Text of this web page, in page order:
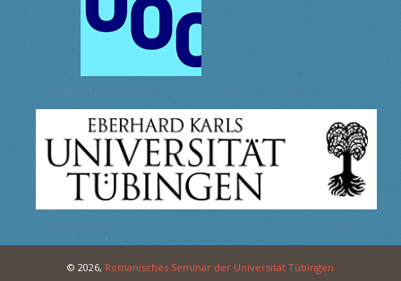
© 2026, Romanisches Seminar der Universität Tübingen